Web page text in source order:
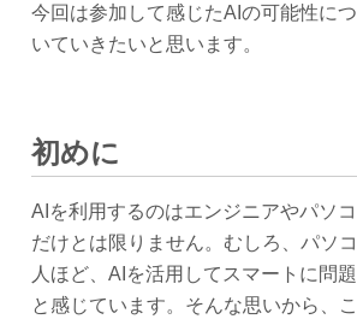
今回は参加して感じたAIの可能性に
いていきたいと思います。
初めに
AIを利用するのはエンジニアやパソ
だけとは限りません。むしろ、パソ
人ほど、AIを活用してスマートに問
と感じています。そんな思いから、